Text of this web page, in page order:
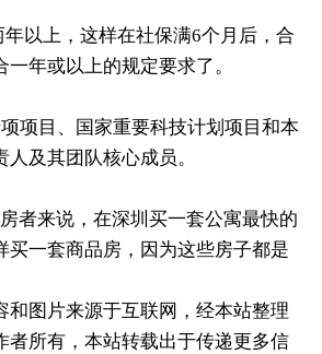
以上，这样在社保满6个月后，合
一年或以上的规定要求了。
项目、国家重要科技计划项目和本
及其团队核心成员。
者来说，在深圳买一套公寓最快的
买一套商品房，因为这些房子都是
和图片来源于互联网，经本站整理
者所有，本站转载出于传递更多信